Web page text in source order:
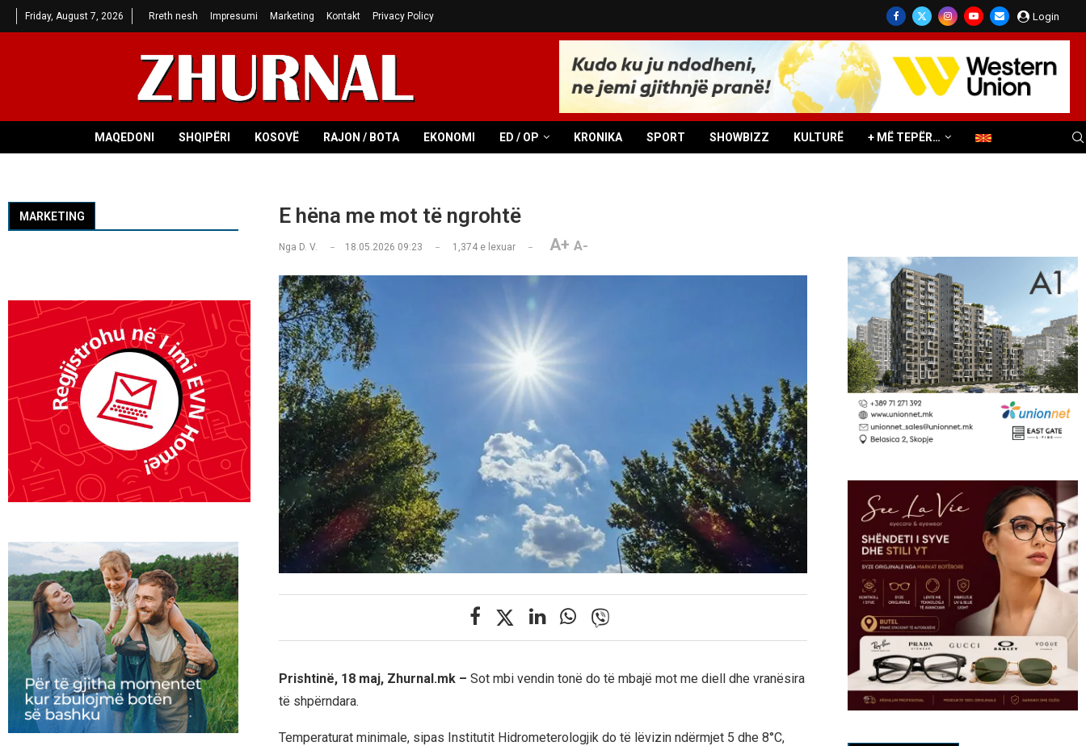
Friday, August 7, 2026 Rreth nesh Impresumi Marketing Kontakt Privacy Policy Login
MAQEDONI SHQIPËRI KOSOVË RAJON / BOTA EKONOMI ED / OP KRONIKA SPORT SHOWBIZZ KULTURË + MË TEPËR…
E hëna me mot të ngrohtë
Nga D. V. 18.05.2026 09:23 1,374e lexuar A+ A-
Prishtinë, 18 maj, Zhurnal.mk – Sot mbi vendin tonë do të mbajë mot me diell dhe vranësira
të shpërndara.
Temperaturat minimale, sipas Institutit Hidrometerologjik do të lëvizin ndërmjet 5 dhe 8°C,
MARKETING